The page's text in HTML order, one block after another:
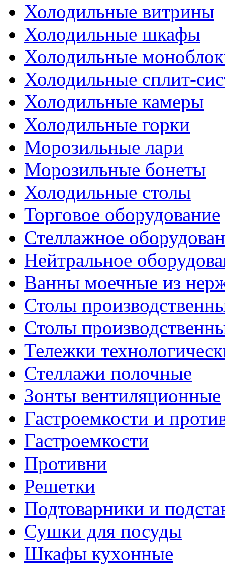
Холодильные витрины
Холодильные шкафы
Холодильные
Холодильные сплит-
Холодильные камеры
Холодильные горки
Морозильные лари
Морозильные бонеты
Холодильные столы
Торговое оборудование
Стеллажное
Нейтральное
Ванны моечные из
Столы
Столы
Тележки
Стеллажи полочные
Зонты вентиляционные
Гастроемкости и
Гастроемкости
Противни
Решетки
Подтоварники и
Сушки для посуды
Шкафы кухонные